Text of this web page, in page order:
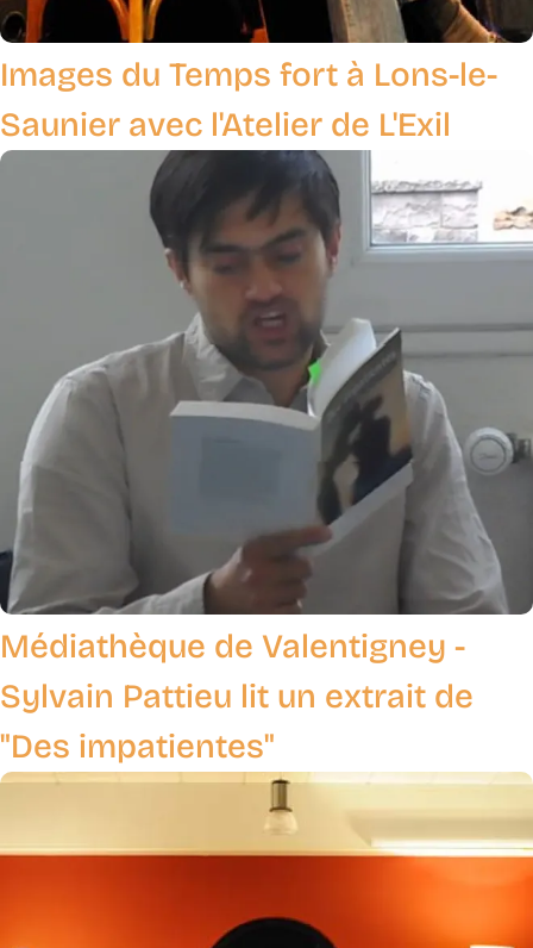
Images du Temps fort à Lons-le-
Saunier avec l'Atelier de L'Exil
Médiathèque de Valentigney -
Sylvain Pattieu lit un extrait de
"Des impatientes"